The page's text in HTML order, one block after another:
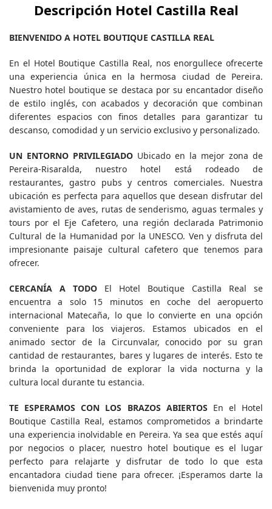
Descripción Hotel Castilla Real
BIENVENIDO A HOTEL BOUTIQUE CASTILLA REAL
En el Hotel Boutique Castilla Real, nos enorgullece ofrecerte
una experiencia única en la hermosa ciudad de Pereira.
Nuestro hotel boutique se destaca por su encantador diseño
de estilo inglés, con acabados y decoración que combinan
diferentes espacios con finos detalles para garantizar tu
descanso, comodidad y un servicio exclusivo y personalizado.
UN ENTORNO PRIVILEGIADO Ubicado en la mejor zona de
Pereira-Risaralda, nuestro hotel está rodeado de
restaurantes, gastro pubs y centros comerciales. Nuestra
ubicación es perfecta para aquellos que desean disfrutar del
avistamiento de aves, rutas de senderismo, aguas termales y
tours por el Eje Cafetero, una región declarada Patrimonio
Cultural de la Humanidad por la UNESCO. Ven y disfruta del
impresionante paisaje cultural cafetero que tenemos para
ofrecer.
CERCANÍA A TODO El Hotel Boutique Castilla Real se
encuentra a solo 15 minutos en coche del aeropuerto
internacional Matecaña, lo que lo convierte en una opción
conveniente para los viajeros. Estamos ubicados en el
animado sector de la Circunvalar, conocido por su gran
cantidad de restaurantes, bares y lugares de interés. Esto te
brinda la oportunidad de explorar la vida nocturna y la
cultura local durante tu estancia.
TE ESPERAMOS CON LOS BRAZOS ABIERTOS En el Hotel
Boutique Castilla Real, estamos comprometidos a brindarte
una experiencia inolvidable en Pereira. Ya sea que estés aquí
por negocios o placer, nuestro hotel boutique es el lugar
perfecto para relajarte y disfrutar de todo lo que esta
encantadora ciudad tiene para ofrecer. ¡Esperamos darte la
bienvenida muy pronto!